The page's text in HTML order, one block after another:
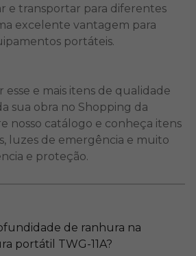
e transportar para diferentes
excelente vantagem para
portáteis.
e mais itens de qualidade
sua obra no Shopping da
nosso catálogo e conheça itens
luzes de emergência e muito
e proteção.
de ranhura na
portátil TWG-11A?